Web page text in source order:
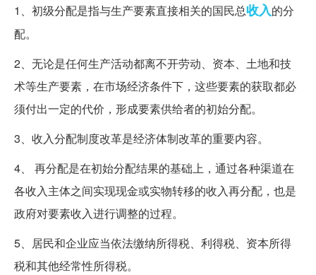
1、初级分配是指与生产要素直接相关的国民总收入的分
配。
2、无论是任何生产活动都离不开劳动、资本、土地和技
术等生产要素，在市场经济条件下，这些要素的获取都必
须付出一定的代价，形成要素供给者的初始分配。
3、收入分配制度改革是经济体制改革的重要内容。
4、 再分配是在初始分配结果的基础上，通过各种渠道在
各收入主体之间实现现金或实物转移的收入再分配，也是
政府对要素收入进行调整的过程。
5、居民和企业应当依法缴纳所得税、利得税、资本所得
税和其他经常性所得税。